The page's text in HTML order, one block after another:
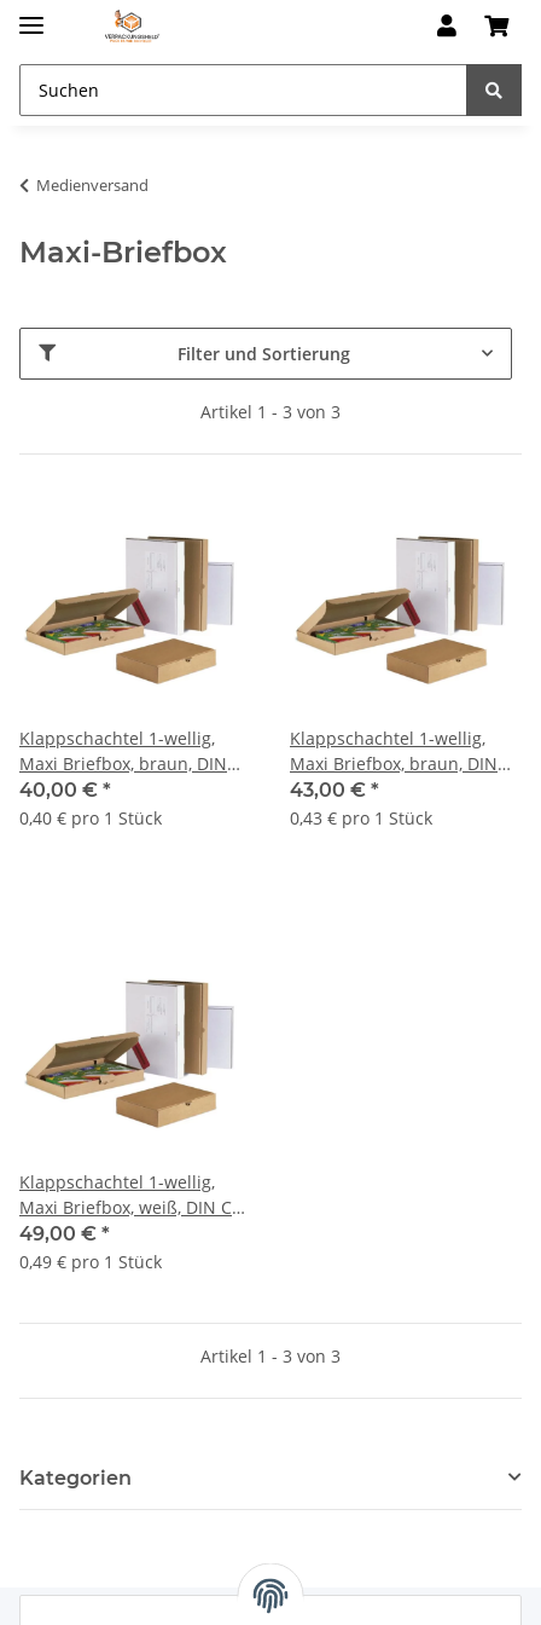
Medienversand
Maxi-Briefbox
Filter und Sortierung
Artikel 1 - 3 von 3
Klappschachtel 1-wellig,
Maxi Briefbox, braun, DIN
C5 | 250 x 180 x 43 mm (L x
B x H) Innenmaß | VE = 100
40,00 € *
0,40 € pro 1 Stück
Klappschachtel 1-wellig,
Maxi Briefbox, braun, DIN
C4 | 338 x 230 x 42 mm (L x
B x H) Innenmaß | VE = 100
43,00 € *
0,43 € pro 1 Stück
Klappschachtel 1-wellig,
Maxi Briefbox, weiß, DIN C4
| 338 x 230 x 42 mm (L x B x
H) Innenmaß | VE = 100 Stk.
49,00 € *
0,49 € pro 1 Stück
Artikel 1 - 3 von 3
Kategorien